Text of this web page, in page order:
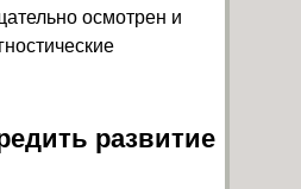
осмотрен и
развитие